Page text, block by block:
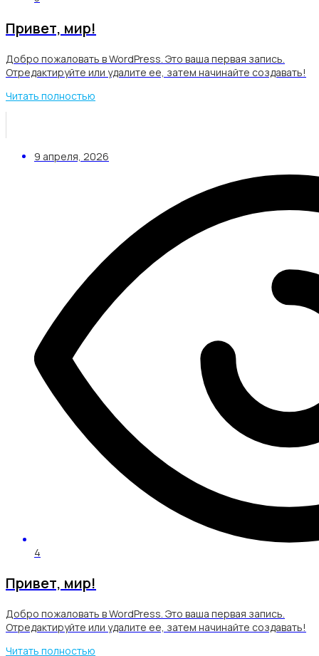
Привет, мир!
Добро пожаловать в WordPress. Это ваша первая запись.
Отредактируйте или удалите ее, затем начинайте создавать!
Читать полностью
9 апреля, 2026
4
Привет, мир!
Добро пожаловать в WordPress. Это ваша первая запись.
Отредактируйте или удалите ее, затем начинайте создавать!
Читать полностью